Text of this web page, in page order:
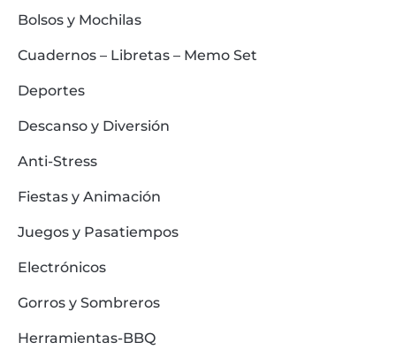
Bolsos y Mochilas
Cuadernos – Libretas – Memo Set
Deportes
Descanso y Diversión
Anti-Stress
Fiestas y Animación
Juegos y Pasatiempos
Electrónicos
Gorros y Sombreros
Herramientas-BBQ